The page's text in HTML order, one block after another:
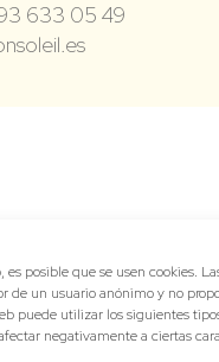
es posible que se usen cookies.
de un usuario anónimo y no
puede utilizar los siguientes
negativamente a ciertas
633 05 49